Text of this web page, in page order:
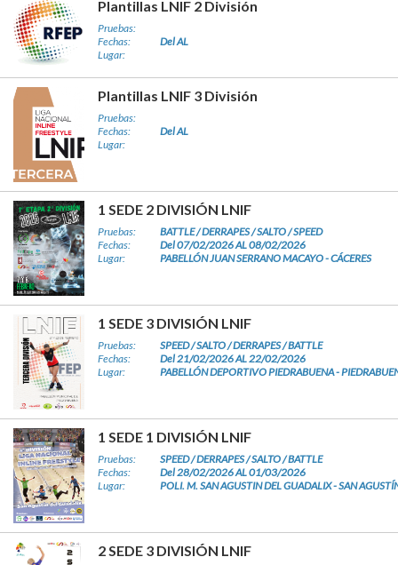
Plantillas LNIF 2 División
Pruebas:
Fechas:
Del AL
Lugar:
Plantillas LNIF 3 División
Pruebas:
Fechas:
Del AL
Lugar:
1 SEDE 2 DIVISIÓN LNIF
Pruebas:
BATTLE / DERRAPES / SALTO / SPEED
Fechas:
Del 07/02/2026 AL 08/02/2026
Lugar:
PABELLÓN JUAN SERRANO MACAYO - CÁCERES
1 SEDE 3 DIVISIÓN LNIF
Pruebas:
SPEED / SALTO / DERRAPES / BATTLE
Fechas:
Del 21/02/2026 AL 22/02/2026
Lugar:
PABELLÓN DEPORTIVO PIEDRABUENA -
1 SEDE 1 DIVISIÓN LNIF
Pruebas:
SPEED / DERRAPES / SALTO / BATTLE
Fechas:
Del 28/02/2026 AL 01/03/2026
Lugar:
POLI. M. SAN AGUSTIN DEL GUADALIX - SAN
2 SEDE 3 DIVISIÓN LNIF